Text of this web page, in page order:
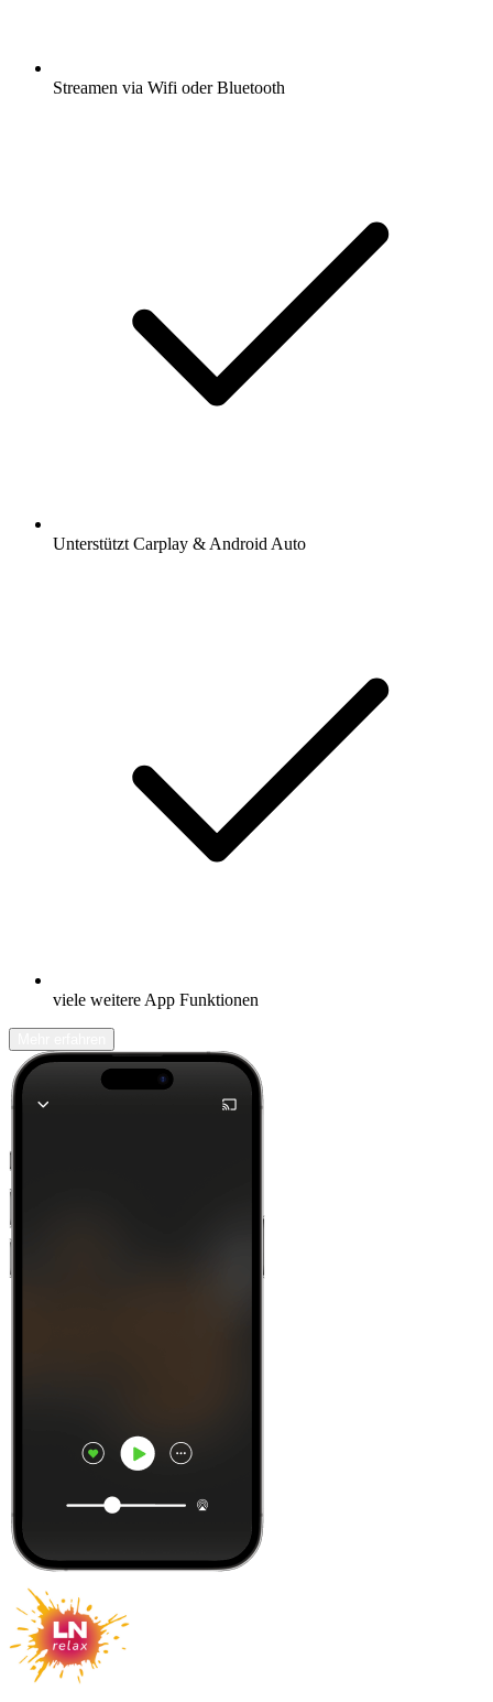
Streamen via Wifi oder Bluetooth
Unterstützt Carplay & Android Auto
viele weitere App Funktionen